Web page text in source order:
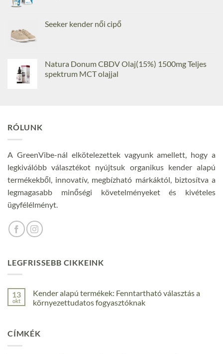
Seeker kender női cipő
Natura Donum CBDV Olaj(15%) 1500mg Teljes
spektrum MCT olajjal
RÓLUNK
A GreenVibe-nál elkötelezettek vagyunk amellett, hogy a
legkiválóbb választékot nyújtsuk organikus kender alapú
termékekből, innovatív, megbízható márkáktól, biztosítva a
legmagasabb minőségi követelményeket és kivételes
ügyfélélményt.
LEGFRISSEBB CIKKEINK
13
okt
Kender alapú termékek: Fenntartható választás a
környezettudatos fogyasztóknak
Kender
alapú
CÍMKÉK